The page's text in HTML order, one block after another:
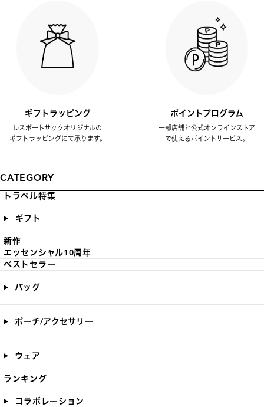
ギフトラッピング
レスポートサックオリジナルの
ギフトラッピングにて承ります。
ポイントプログラム
一部店舗と公式オンラインストア
で使えるポイントサービス。
CATEGORY
トラベル特集
ギフト
新作
エッセンシャル10周年
ベストセラー
バッグ
ポーチ/アクセサリー
ウェア
ランキング
コラボレーション